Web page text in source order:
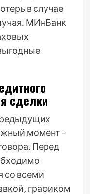
в случае
МИнБанк
сделки
момент –
Перед
со всеми
графиком